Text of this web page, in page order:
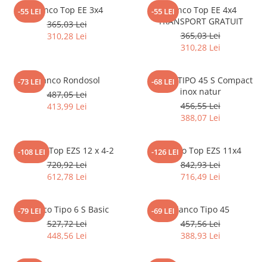
Inductie
Mixte
Plite cu hota integrata
-55 LEIBlanco Top EE 3x4
365,03 Lei
310,28 Lei
-55 LEIBlanco Top EE 4x4
TRANSPORT GRATUIT
365,03 Lei
310,28 Lei
-73 LEIBlanco Rondosol
487,05 Lei
413,99 Lei
-68 LEI
Blanco TIPO 45 S Compact
inox natur
456,55 Lei
388,07 Lei
-108 LEI
Blanco Top EZS 12 x 4-2
720,92 Lei
612,78 Lei
-126 LEI
Blanco Top EZS 11x4
842,93 Lei
716,49 Lei
-79 LEI
Blanco Tipo 6 S Basic
527,72 Lei
448,56 Lei
-69 LEIBlanco Tipo 45
457,56 Lei
388,93 Lei